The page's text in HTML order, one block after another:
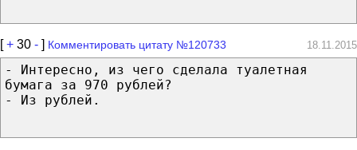
[+ 30 - ] Комментировать цитату №120733 18.11.2015
- Интересно, из чего сделала туалетная
бумага за 970 рублей?
- Из рублей.